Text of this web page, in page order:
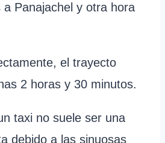
a Panajachel y otra hora
el trayecto
2 horas y 30 minutos.
taxi no suele ser una
debido a las sinuosas